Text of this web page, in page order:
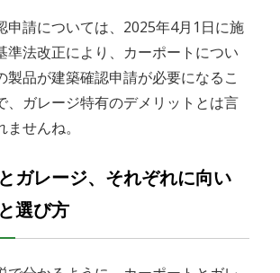
申請については、2025年4月1日に施
準法改正により、カーポートについ
製品が建築確認申請が必要になるこ
、ガレージ特有のデメリットとは言
せんね。
ガレージ、それぞれに向い
選び方